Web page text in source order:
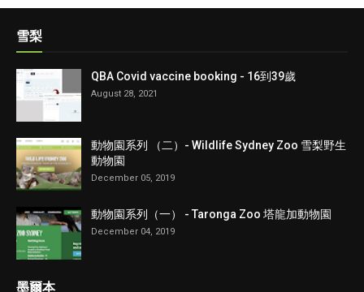
雪梨
QBA Covid vaccine booking - 16到39歲
August 28, 2021
動物園系列 （二）- Wildlife Sydney Zoo 雪梨野生
動物園
December 05, 2019
動物園系列（一） - Taronga Zoo 塔龍加動物園
December 04, 2019
墨爾本